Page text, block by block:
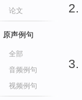
论文
原声例句
全部
音频例句
视频例句